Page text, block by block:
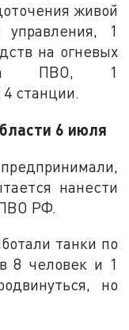
живой
1
на огневых
ПВО, 1
станции.
6 июля
нанести
ПВО РФ.
танки по
8 человек и 1
но